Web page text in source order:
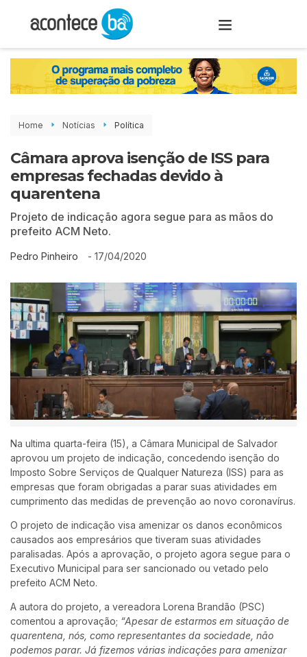
Home Notícias Política
Câmara aprova isenção de ISS para
empresas fechadas devido à
quarentena
Projeto de indicação agora segue para as mãos do
prefeito ACM Neto.
Pedro Pinheiro - 17/04/2020
Na ultima quarta-feira (15), a Câmara Municipal de Salvador
aprovou um projeto de indicação, concedendo isenção do
Imposto Sobre Serviços de Qualquer Natureza (ISS) para as
empresas que foram obrigadas a parar suas atividades em
cumprimento das medidas de prevenção ao novo coronavírus.
O projeto de indicação visa amenizar os danos econômicos
causados aos empresários que tiveram suas atividades
paralisadas. Após a aprovação, o projeto agora segue para o
Executivo Municipal para ser sancionado ou vetado pelo
prefeito ACM Neto.
A autora do projeto, a vereadora Lorena Brandão (PSC)
comentou a aprovação; “Apesar de estarmos em situação de
quarentena, nós, como representantes da sociedade, não
podemos parar. Já fizemos várias indicações para amenizar